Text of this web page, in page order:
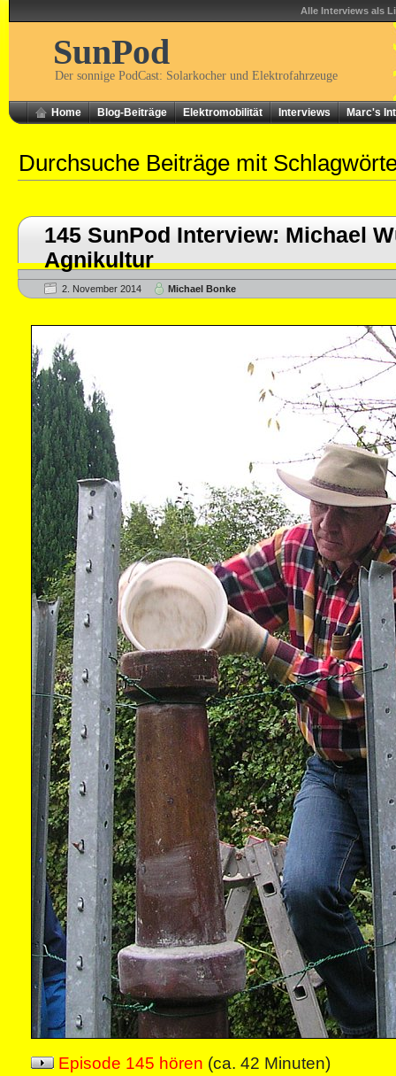
Alle Interviews als
SunPod
Der sonnige PodCast: Solarkocher und Elektrofahrzeuge
Home Blog-Beiträge Elektromobilität Interviews Marc's
Durchsuche Beiträge mit
145 SunPod Interview: Michael
Agnikultur
2. November 2014 Michael Bonke
Episode 145 hören (ca. 42 Minuten)